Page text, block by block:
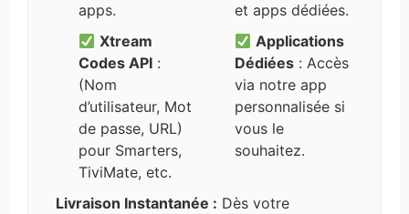
apps.
Xtream
Codes API :
(Nom
d’utilisateur, Mot
de passe, URL)
pour Smarters,
TiviMate, etc.
et apps dédiées.
Applications
Dédiées : Accès
via notre app
personnalisée si
vous le
souhaitez.
Livraison Instantanée : Dès votre